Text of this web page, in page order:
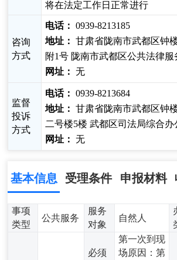
将在法定工作日正常进行
咨询
方式
电话： 0939-8213185
地址： 甘肃省陇南市武都区钟
附1号 陇南市武都区公共法律服
网址： 无
监督
投诉
方式
电话： 0939-8213684
地址： 甘肃省陇南市武都区钟
二号楼5楼 武都区司法局综合办
网址： 无
基本信息 受理条件 申报材料
事项
类型
公共服务
服务
对象
自然人
必须
第一次到现
场原因：第